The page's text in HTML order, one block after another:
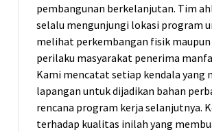
pembangunan berkelanjutan. Tim
selalu mengunjungi lokasi program
melihat perkembangan fisik
perilaku masyarakat penerima
Kami mencatat setiap kendala yang
lapangan untuk dijadikan bahan
rencana program kerja selanjutnya.
terhadap kualitas inilah yang